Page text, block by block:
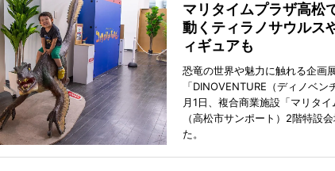
マリタイムプラザ高松
動くティラノサウルス
ィギュアも
恐竜の世界や魅力に触れる企画
「DINOVENTURE（ディノベン
月1日、複合商業施設「マリタイ
（高松市サンポート）2階特設
た。